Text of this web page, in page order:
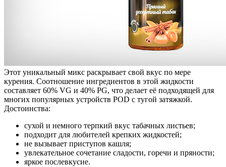
Этот уникальный микс раскрывает свой вкус по мере
курения. Соотношение ингредиентов в этой жидкости
составляет 60% VG и 40% PG, что делает её подходящей для
многих популярных устройств POD с тугой затяжкой.
Достоинства:
сухой и немного терпкий вкус табачных листьев;
подходит для любителей крепких жидкостей;
не вызывает приступов кашля;
увлекательное сочетание сладости, горечи и пряности;
яркое послевкусие.